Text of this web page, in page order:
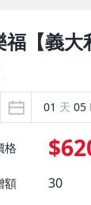
福【義大
01 天 05
格
額 30